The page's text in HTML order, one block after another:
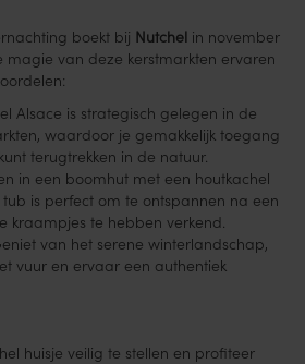
boekt bij Nutchel in november
magie van deze kerstmarkten ervaren
Alsace is strategisch gelegen in de
waardoor je gemakkelijk toegang
terugtrekken in de natuur.
in een boomhut met een houtkachel
tub is perfect om te ontspannen na een
kraampjes te hebben verkend.
van het serene winterlandschap,
vuur en ervaar een authentiek
huisje veilig te stellen en profiteer